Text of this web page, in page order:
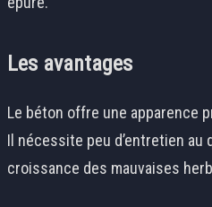
Les avantages
Le béton offre une apparence
Il nécessite peu d’entretien au
croissance des mauvaises